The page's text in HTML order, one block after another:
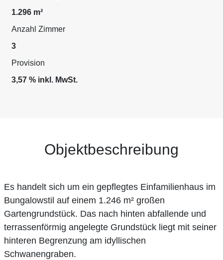
1.296 m²
Anzahl Zimmer
3
Provision
3,57 % inkl. MwSt.
Objektbeschreibung
Es handelt sich um ein gepflegtes Einfamilienhaus im
Bungalowstil auf einem 1.246 m² großen
Gartengrundstück. Das nach hinten abfallende und
terrassenförmig angelegte Grundstück liegt mit seiner
hinteren Begrenzung am idyllischen
Schwanengraben.